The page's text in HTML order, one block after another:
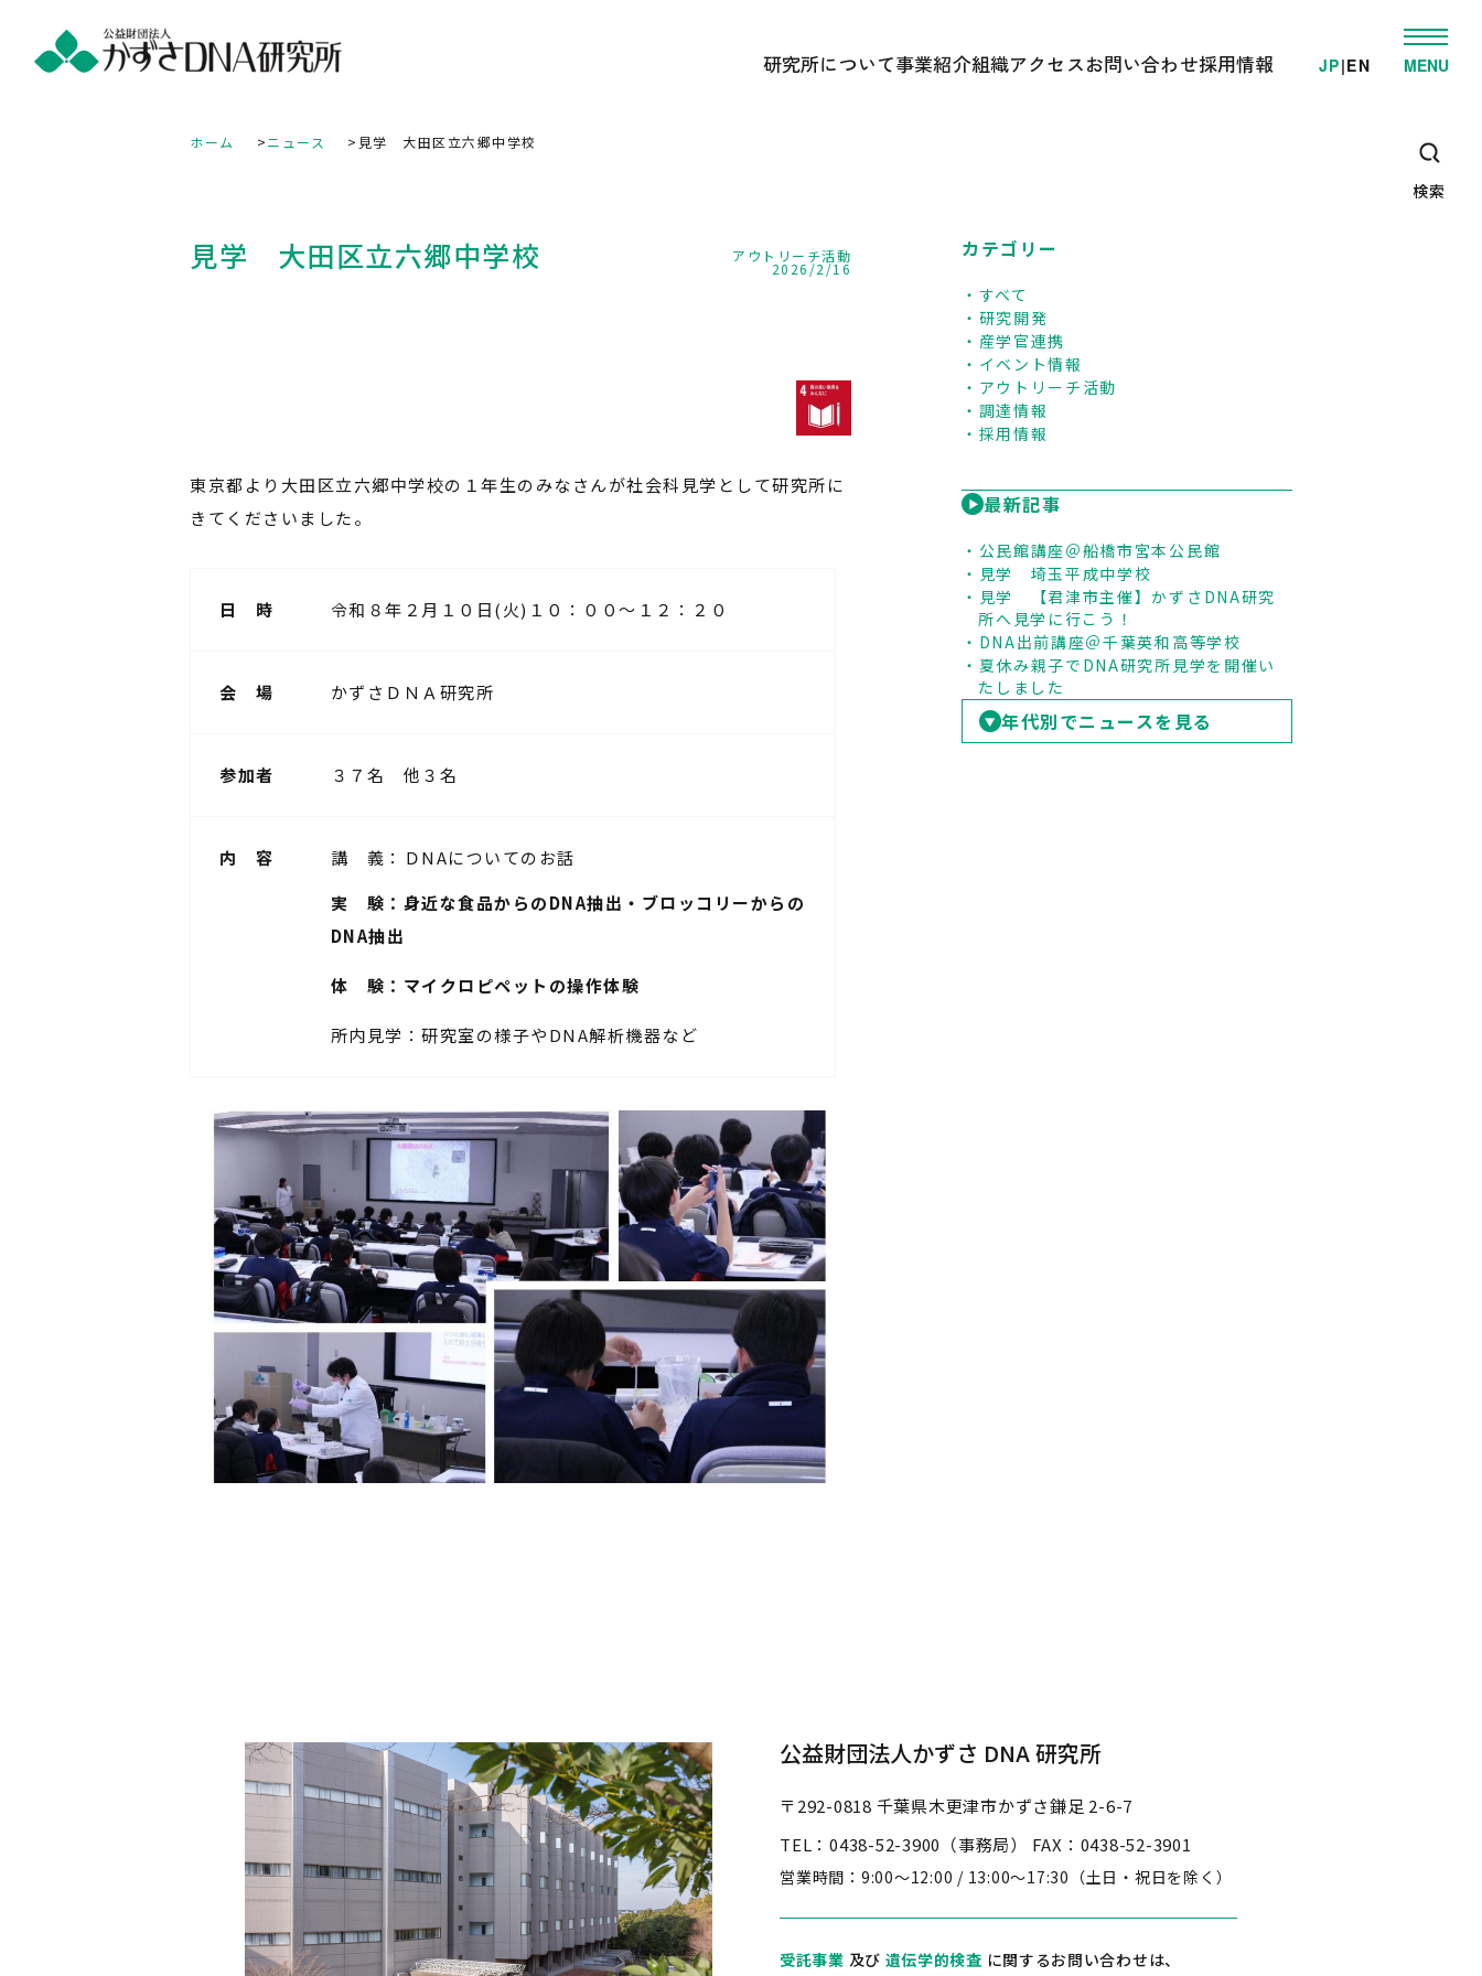
研究所について事業紹介組織
DNAリサーチ出版局
企画管理部
アクセスお問い合わせ採用情報 JP|EN MENU
検索
ホーム ニュース 見学 大田区立六郷中学校
見学 大田区立六郷中学校 2026/2/16
アウトリーチ活動
東京都より大田区立六郷中学校の１年生のみなさんが社会科見学として研究所に
きてくださいました。
日 時 令和８年２月１０日(火)１０：００～１２：２０
会 場 かずさＤＮＡ研究所
参加者 ３７名 他３名
内 容
講 義：ＤNAについてのお話
実 験：身近な食品からのDNA抽出・ブロッコリーからの
DNA抽出
体 験：マイクロピペットの操作体験
所内見学：研究室の様子やDNA解析機器など
カテゴリー
すべて
研究開発
産学官連携
イベント情報
アウトリーチ活動
調達情報
採用情報
最新記事
公民館講座＠船橋市宮本公民館
見学 埼玉平成中学校
見学 【君津市主催】かずさDNA研究
所へ見学に行こう！
DNA出前講座＠千葉英和高等学校
夏休み親子でDNA研究所見学を開催い
たしました
年代別でニュースを見る
公益財団法人かずさ DNA 研究所
〒292-0818 千葉県木更津市かずさ鎌足 2-6-7
TEL：0438-52-3900（事務局） FAX：0438-52-3901
営業時間： 9:00～12:00 / 13:00～17:30 （土日・祝日を除く）
受託事業 及び 遺伝学的検査 に関するお問い合わせは、